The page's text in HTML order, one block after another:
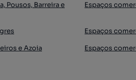
Pousos, Barreira e
Espaços
Espaços
e Azoia
Espaços